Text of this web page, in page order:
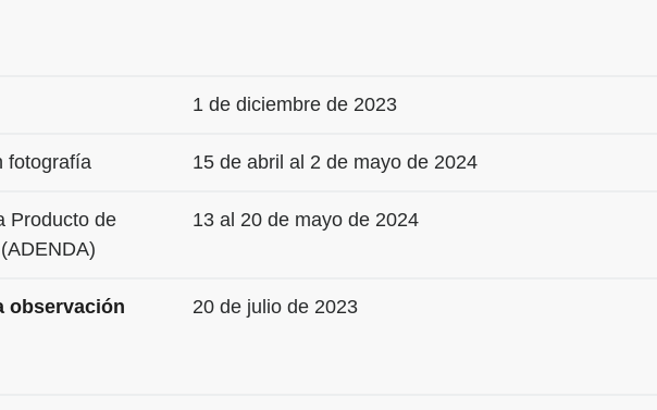
1 de diciembre de 2023
fotografía 15 de abril al 2 de mayo de 2024
Producto de
13 al 20 de mayo de 2024
observación 20 de julio de 2023